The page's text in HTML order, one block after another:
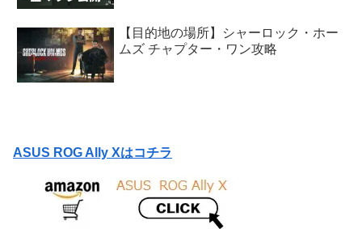
【目的地の場所】シャーロック・ホー
ムズ チャプター・ワン攻略
ASUS ROG Ally Xはコチラ